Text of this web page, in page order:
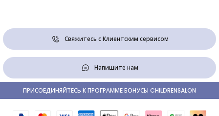
Свяжитесь с Клиентским сервисом
Напишите нам
ПРИСОЕДИНЯЙТЕСЬ К ПРОГРАММЕ БОНУСЫ CHILDRENSALON